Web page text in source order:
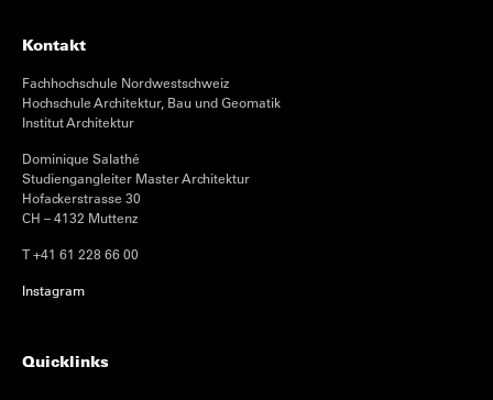
Kontakt
Fachhochschule Nordwestschweiz
Hochschule Architektur, Bau und Geomatik
Institut Architektur
Dominique Salathé
Studiengangleiter Master Architektur
Hofackerstrasse 30
CH – 4132 Muttenz
T +41 61 228 66 00
Instagram
Quicklinks